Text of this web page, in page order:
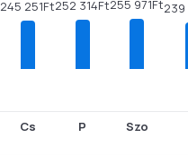
245 251Ft
Cs
252 314Ft
P
255 971Ft
Szo